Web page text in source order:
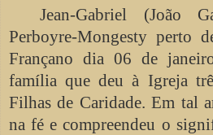
Jean-Gabriel (João
Perboyre-Mongesty perto
Françano dia 06 de
família que deu à Igreja
Filhas de Caridade. Em tal
na fé e compreendeu o